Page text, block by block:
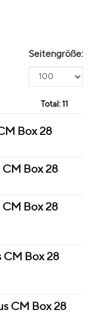
Seitengröße:
Total: 11
Box 28
CM Box 28
CM Box 28
CM Box 28
CM Box 28